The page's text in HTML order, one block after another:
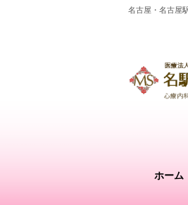
名古屋・名古屋
ホーム